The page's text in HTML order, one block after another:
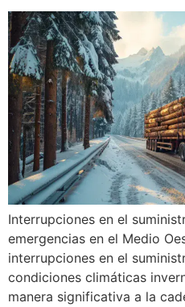
Interrupciones en el
emergencias en el Medio
interrupciones en el
condiciones climáticas
manera significativa a la